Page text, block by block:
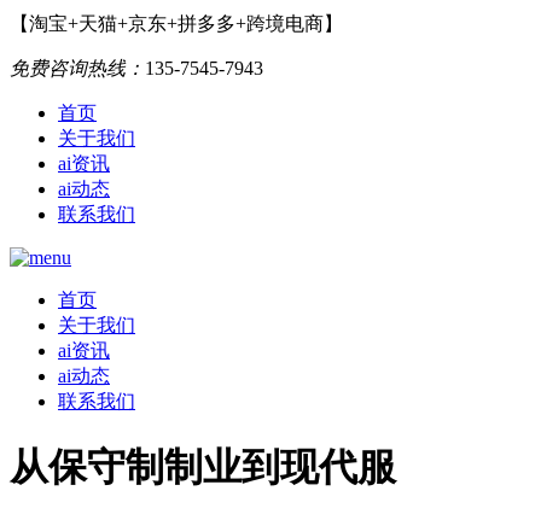
【淘宝+天猫+京东+拼多多+跨境电商】
免费咨询热线： 135-7545-7943
首页
关于我们
ai资讯
ai动态
联系我们
首页
关于我们
ai资讯
ai动态
联系我们
从保守制制业到现代服